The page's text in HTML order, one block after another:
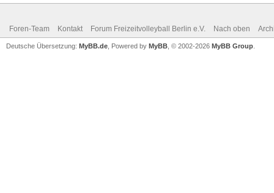
Foren-Team Kontakt Forum Freizeitvolleyball Berlin e.V. Nach oben
Deutsche Übersetzung: MyBB.de , Powered by MyBB , © 2002-2026 MyBB Group